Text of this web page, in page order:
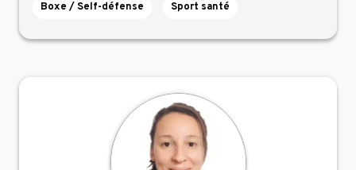
Boxe / Self-défense Sport santé